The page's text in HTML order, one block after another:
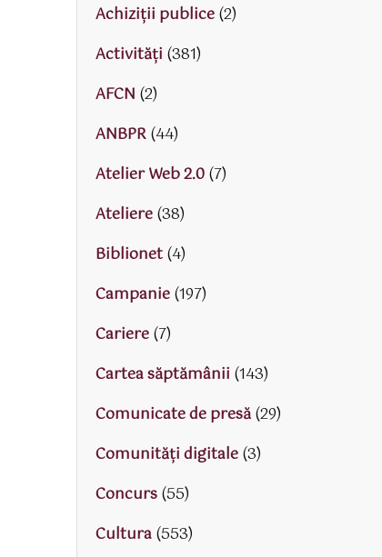
Achiziții publice(2)
Activităţi (381)
AFCN (2)
ANBPR(44)
Atelier Web 2.0(7)
Ateliere(38)
Biblionet(4)
Campanie(197)
Cariere(7)
Cartea săptămânii (143)
Comunicate de presă(29)
Comunități digitale(3)
Concurs(55)
Cultura(553)